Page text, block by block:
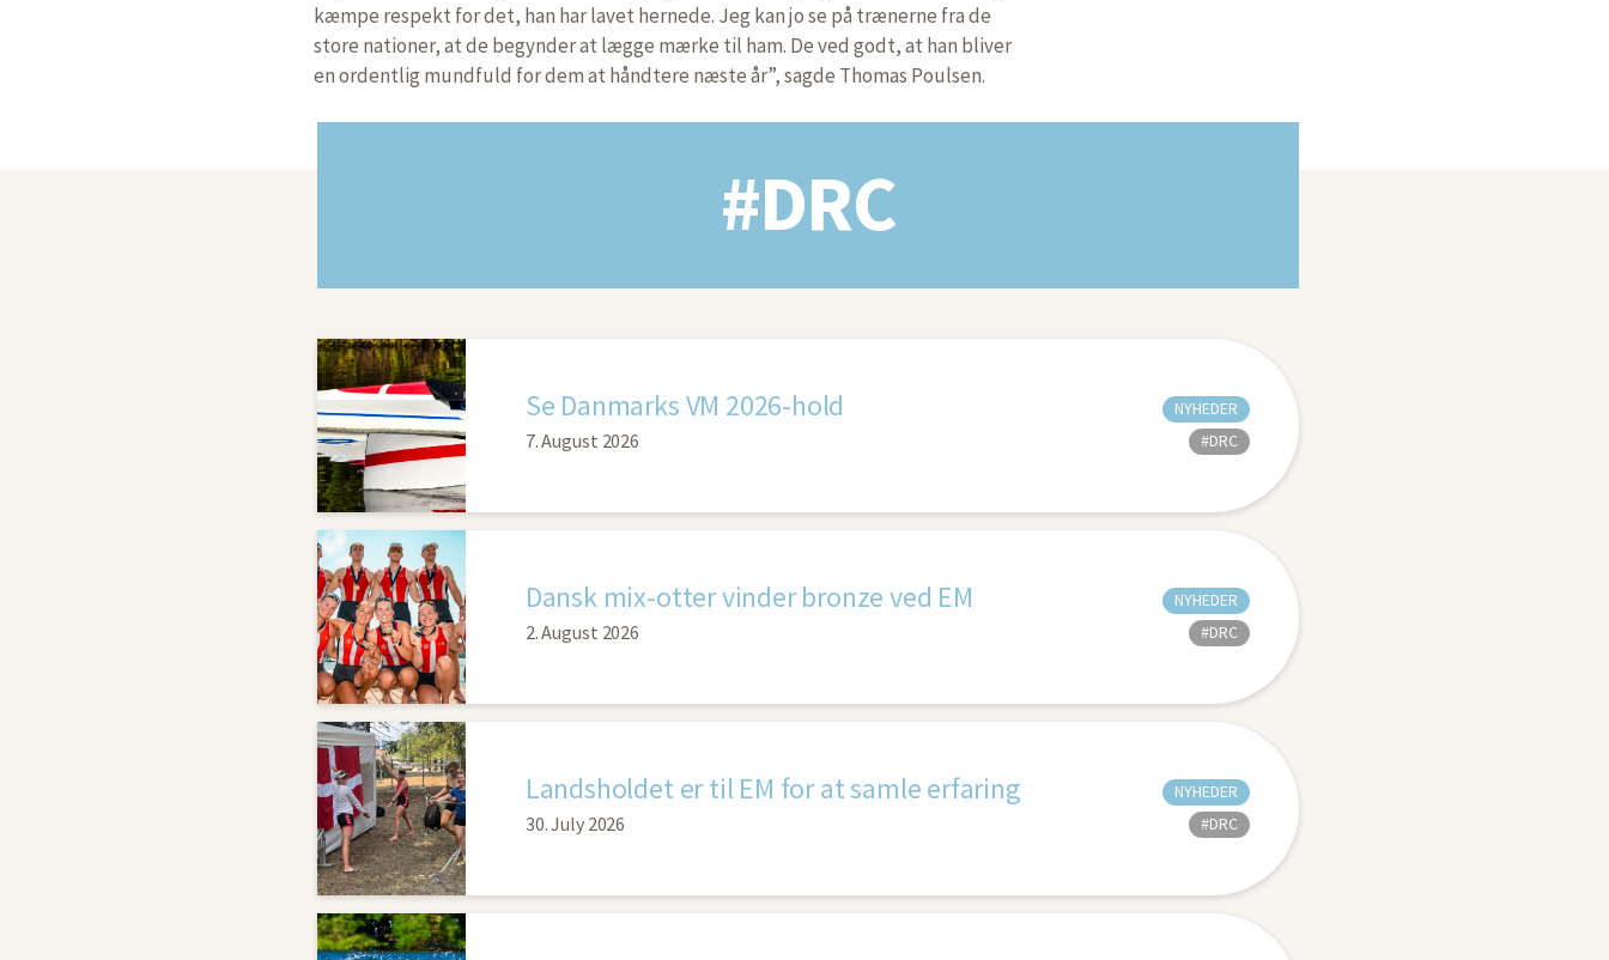
kæmpe respekt for det, han har lavet hernede. Jeg kan jo se på trænerne fra de
store nationer, at de begynder at lægge mærke til ham. De ved godt, at han bliver
en ordentlig mundfuld for dem at håndtere næste år”, sagde Thomas Poulsen.
#DRC
Se Danmarks VM 2026-hold
7. August 2026
NYHEDER
#DRC
Dansk mix-otter vinder bronze ved EM
2. August 2026
NYHEDER
#DRC
Landsholdet er til EM for at samle erfaring
30. July 2026
NYHEDER
#DRC